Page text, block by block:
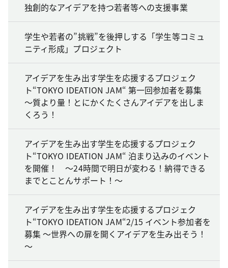
独創的なアイデアを持つ若者等への支援事業
学生や若者の”挑戦”を後押しする「学生等コミュ
ニティ形成」プロジェクト
アイデアを生み出す学生を応援するプロジェク
ト“TOKYO IDEATION JAM“ 第一回参加者を募集
～質より量！とにかくたくさんアイデアを出しま
くろう！
アイデアを生み出す学生を応援するプロジェク
ト“TOKYO IDEATION JAM“ 泊まり込みのイベント
を開催！ ～24時間で明日が変わる！納得できる
までとことんサポート！～
アイデアを生み出す学生を応援するプロジェク
ト“TOKYO IDEATION JAM“2/15 イベント参加者を
募集 ～世界への扉を開くアイデアを生み出そう！
～